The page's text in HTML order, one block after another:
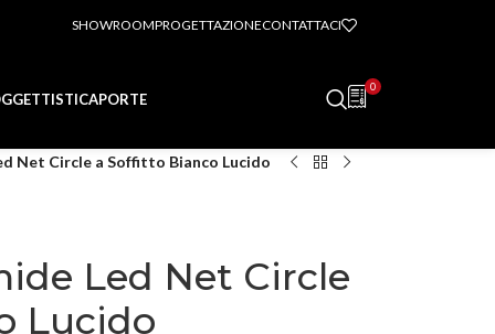
SHOWROOMPROGETTAZIONECONTATTACI
PORTE
0
Net Circle a Soffitto Bianco Lucido
Led Net Circle
Lucido